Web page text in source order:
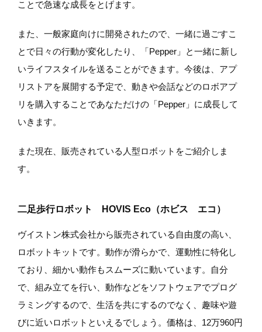
ことで急速な成長をとげます。
また、一般家庭向けに開発されたので、一緒に過ごすこ
とで日々の行動が変化したり、「Pepper」と一緒に新し
いライフスタイルを送ることができます。今後は、アプ
リストアを展開する予定で、動きや会話などのロボアプ
リを購入することであなただけの「Pepper」に成長して
いきます。
また現在、販売されている人型ロボットをご紹介しま
す。
二足歩行ロボット HOVIS Eco（ホビス エコ）
ヴイストン株式会社から販売されている自由度の高い、
ロボットキットです。動作が滑らかで、運動性に特化し
ており、細かい動作もスムーズに動いています。自分
で、組み立てを行い、動作などをソフトウェアでプログ
ラミングするので、生活を共にするのでなく、趣味や遊
びに近いロボットといえるでしょう。価格は、12万960円